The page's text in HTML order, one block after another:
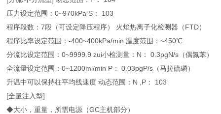
压力设定范围：0~970kPa S： 103
程序段数：7段（可设定降压程序） 火焰热离子化检测器（FTD）
程序比率设定范围：-400~400kPa/min 温度范围：~450℃
分流比设定范围：0~9999.9 zui小检测量：N： 0.3pgN/s（偶氮苯）
全流量设定范围：0~1200ml/min P： 0.03pgP/s（马拉硫磷）
升温中可以保持柱平均线速度 动态范围：N ,P： 103
[全量注入型]
◆大小，重量，所需电源（GC主机部分）